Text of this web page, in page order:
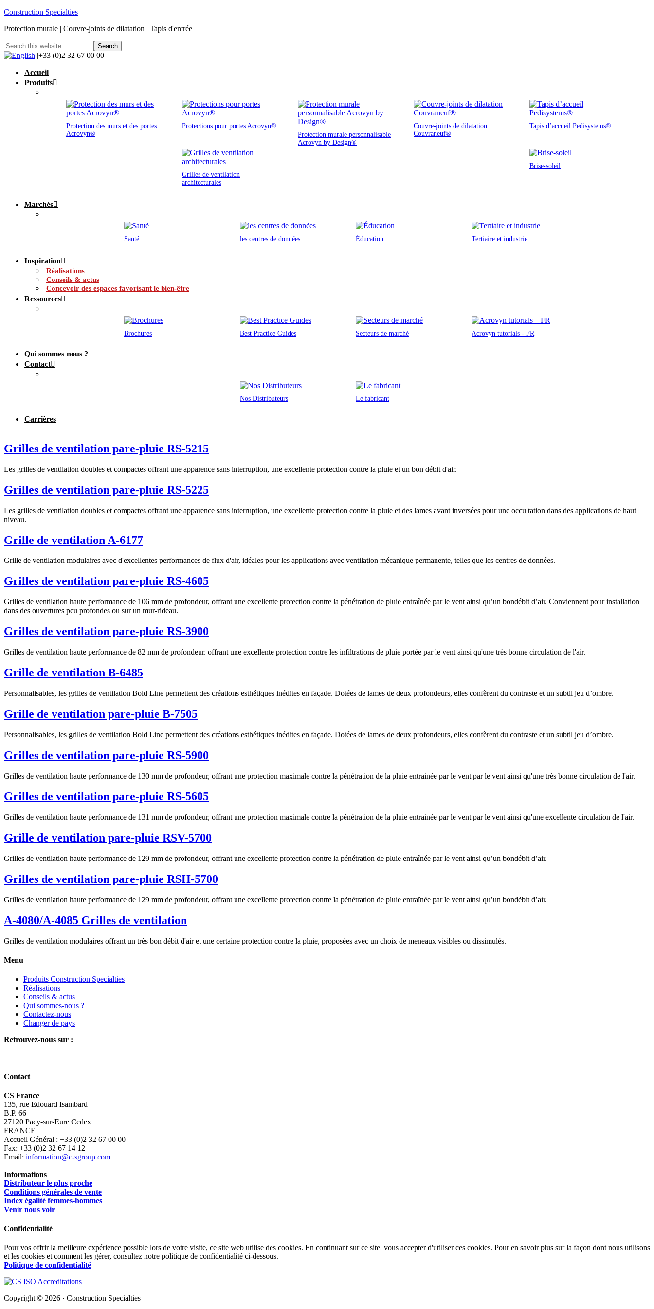
Construction Specialties
Protection murale | Couvre-joints de dilatation | Tapis d'entrée
|+33 (0)2 32 67 00 00
Accueil
Produits
Protection des murs et des portes
Acrovyn®
Protections pour portes Acrovyn®
Protection murale personnalisable
Acrovyn by Design®
Couvre-joints de dilatation
Couvraneuf®
Tapis d’accueil Pedisystems®
Grilles de ventilation
architecturales
Brise-soleil
Marchés
Santé les centres de données Éducation Tertiaire et industrie
Inspiration
Réalisations
Conseils & actus
Concevoir des espaces favorisant le bien-être
Ressources
Brochures Best Practice Guides Secteurs de marché Acrovyn tutorials - FR
Qui sommes-nous ?
Contact
Nos Distributeurs Le fabricant
Carrières
Grilles de ventilation pare-pluie RS-5215
Les grilles de ventilation doubles et compactes offrant une apparence sans interruption, une excellente protection contre la pluie et un bon débit d'air.
Grilles de ventilation pare-pluie RS-5225
Les grilles de ventilation doubles et compactes offrant une apparence sans interruption, une excellente protection contre la pluie et des lames avant inversées pour une occultation dans des applications de haut
niveau.
Grille de ventilation A-6177
Grille de ventilation modulaires avec d'excellentes performances de flux d'air, idéales pour les applications avec ventilation mécanique permanente, telles que les centres de données.
Grilles de ventilation pare-pluie RS-4605
Grilles de ventilation haute performance de 106 mm de profondeur, offrant une excellente protection contre la pénétration de pluie entraînée par le vent ainsi qu’un bondébit d’air. Conviennent pour installation
dans des ouvertures peu profondes ou sur un mur-rideau.
Grilles de ventilation pare-pluie RS-3900
Grilles de ventilation haute performance de 82 mm de profondeur, offrant une excellente protection contre les infiltrations de pluie portée par le vent ainsi qu'une très bonne circulation de l'air.
Grille de ventilation B-6485
Personnalisables, les grilles de ventilation Bold Line permettent des créations esthétiques inédites en façade. Dotées de lames de deux profondeurs, elles confèrent du contraste et un subtil jeu d’ombre.
Grille de ventilation pare-pluie B-7505
Personnalisables, les grilles de ventilation Bold Line permettent des créations esthétiques inédites en façade. Dotées de lames de deux profondeurs, elles confèrent du contraste et un subtil jeu d’ombre.
Grilles de ventilation pare-pluie RS-5900
Grilles de ventilation haute performance de 130 mm de profondeur, offrant une protection maximale contre la pénétration de la pluie entrainée par le vent par le vent ainsi qu'une très bonne circulation de l'air.
Grilles de ventilation pare-pluie RS-5605
Grilles de ventilation haute performance de 131 mm de profondeur, offrant une protection maximale contre la pénétration de la pluie entrainée par le vent par le vent ainsi qu'une excellente circulation de l'air.
Grille de ventilation pare-pluie RSV-5700
Grilles de ventilation haute performance de 129 mm de profondeur, offrant une excellente protection contre la pénétration de pluie entraînée par le vent ainsi qu’un bondébit d’air.
Grilles de ventilation pare-pluie RSH-5700
Grilles de ventilation haute performance de 129 mm de profondeur, offrant une excellente protection contre la pénétration de pluie entraînée par le vent ainsi qu’un bondébit d’air.
A-4080/A-4085 Grilles de ventilation
Grilles de ventilation modulaires offrant un très bon débit d'air et une certaine protection contre la pluie, proposées avec un choix de meneaux visibles ou dissimulés.
Menu
Produits Construction Specialties
Réalisations
Conseils & actus
Qui sommes-nous ?
Contactez-nous
Changer de pays
Retrouvez-nous sur :
Contact
CS France
135, rue Edouard Isambard
B.P. 66
27120 Pacy-sur-Eure Cedex
FRANCE
Accueil Général : +33 (0)2 32 67 00 00
Fax: +33 (0)2 32 67 14 12
Email: information@c-sgroup.com
Informations
Distributeur le plus proche
Conditions générales de vente
Index égalité femmes-hommes
Venir nous voir
Confidentialité
Pour vos offrir la meilleure expérience possible lors de votre visite, ce site web utilise des cookies. En continuant sur ce site, vous accepter d'utiliser ces cookies. Pour en savoir plus sur la façon dont nous utilisons
et les cookies et comment les gérer, consultez notre politique de confidentialité ci-dessous.
Politique de confidentialité
Copyright © 2026 · Construction Specialties